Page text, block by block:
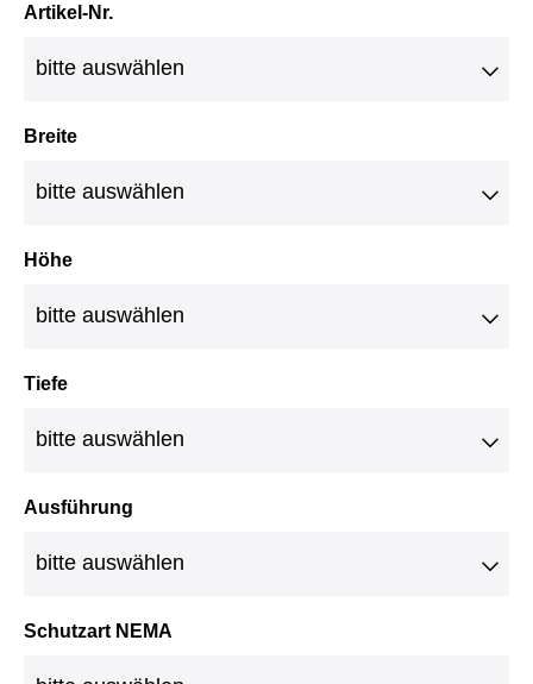
Artikel-Nr.
Breite
Höhe
Tiefe
Ausführung
Schutzart NEMA